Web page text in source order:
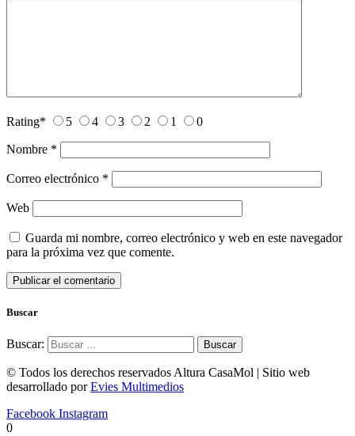
Rating* 5 4 3 2 1 0
Nombre *
Correo electrónico *
Web
Guarda mi nombre, correo electrónico y web en este navegador
para la próxima vez que comente.
Buscar
Buscar:
© Todos los derechos reservados Altura CasaMol | Sitio web
desarrollado porEvies Multimedios
Facebook Instagram
0